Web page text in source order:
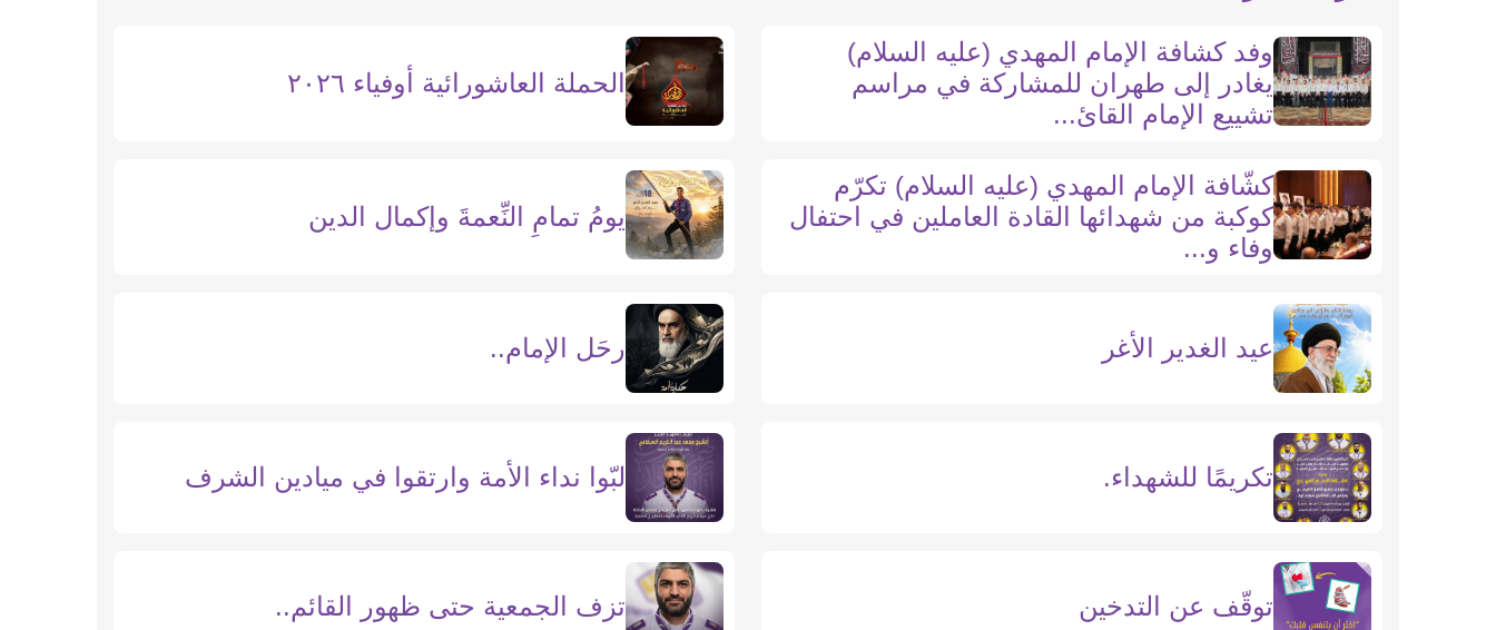
وفد كشافة الإمام المهدي (عليه السلام)
يغادر إلى طهران للمشاركة في مراسم
تشييع الإمام القائ...
الحملة العاشورائية أوفياء ٢٠٢٦
كشّافة الإمام المهدي (عليه السلام) تكرّم
كوكبة من شهدائها القادة العاملين في احتفال
وفاء و...
يومُ تمامِ النِّعمةَ وإكمال الدين
عيد الغدير الأغر رحَل الإمام..
تكريمًا للشهداء. لبّوا نداء الأمة وارتقوا في ميادين الشرف
توقّف عن التدخين تزف الجمعية حتى ظهور القائم..